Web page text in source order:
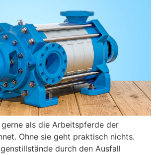
als die Arbeitspferde der
Ohne sie geht praktisch nichts.
durch den Ausfall